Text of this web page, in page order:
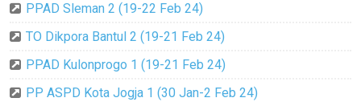
PPAD Sleman 2 (19-22 Feb 24)
TO Dikpora Bantul 2 (19-21 Feb 24)
PPAD Kulonprogo 1 (19-21 Feb 24)
PP ASPD Kota Jogja 1 (30 Jan-2 Feb 24)